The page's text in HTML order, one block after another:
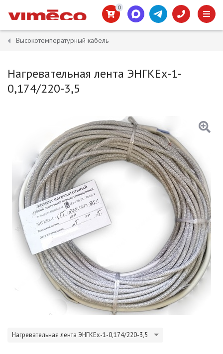
0
Высокотемпературный кабель
Нагревательная лента ЭНГКЕх-1-
0,174/220-3,5
Нагревательная лента ЭНГКЕх-1-0,174/220-3,5